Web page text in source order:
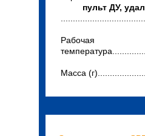
пульт ДУ,
Рабочая
Масса